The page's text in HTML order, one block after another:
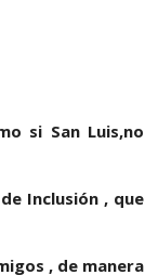
si San Luis,no
Inclusión , que
, de manera